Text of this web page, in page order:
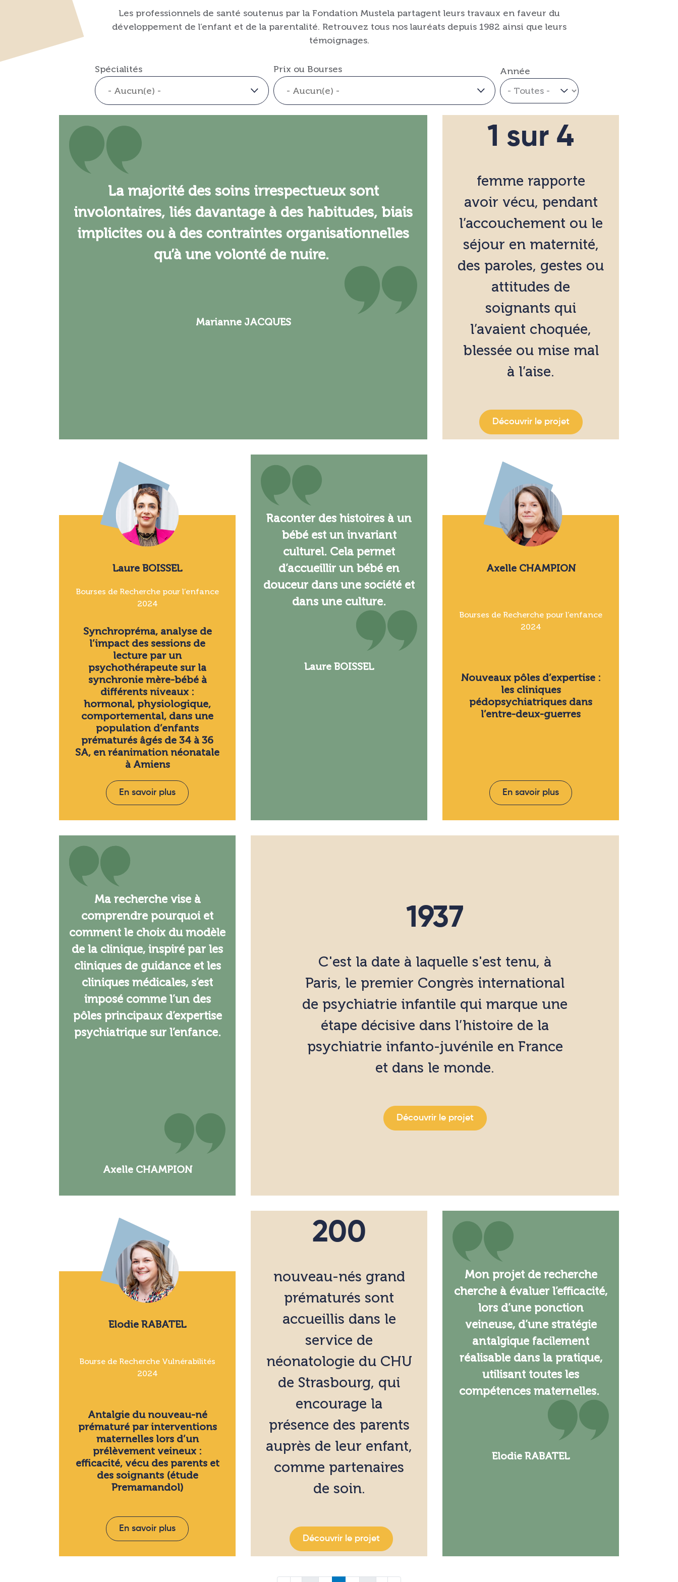
Les professionnels de santé soutenus par la Fondation Mustela partagent leurs travaux en faveur du
développement de l’enfant et de la parentalité. Retrouvez tous nos lauréats depuis 1982 ainsi que leurs
témoignages.
Spécialités Prix ou Bourses Année
La majorité des soins irrespectueux sont
involontaires, liés davantage à des habitudes, biais
implicites ou à des contraintes organisationnelles
qu’à une volonté de nuire.
Marianne JACQUES
1 sur 4
femme rapporte
avoir vécu, pendant
l’accouchement ou le
séjour en maternité,
des paroles, gestes ou
attitudes de
soignants qui
l’avaient choquée,
blessée ou mise mal
à l’aise.
Découvrir le projet
Laure BOISSEL
Bourses de Recherche pour l’enfance
2024
Synchropréma, analyse de
l’impact des sessions de
lecture par un
psychothérapeute sur la
synchronie mère-bébé à
différents niveaux :
hormonal, physiologique,
comportemental, dans une
population d’enfants
prématurés âgés de 34 à 36
SA, en réanimation néonatale
à Amiens
En savoir plus
Raconter des histoires à un
bébé est un invariant
culturel. Cela permet
d’accueillir un bébé en
douceur dans une société et
dans une culture.
Laure BOISSEL
Axelle CHAMPION
Bourses de Recherche pour l’enfance
2024
Nouveaux pôles d’expertise :
les cliniques
pédopsychiatriques dans
l’entre-deux-guerres
En savoir plus
Ma recherche vise à
comprendre pourquoi et
comment le choix du modèle
de la clinique, inspiré par les
cliniques de guidance et les
cliniques médicales, s’est
imposé comme l’un des
pôles principaux d’expertise
psychiatrique sur l’enfance.
Axelle CHAMPION
1937
C'est la date à laquelle s'est tenu, à
Paris, le premier Congrès international
de psychiatrie infantile qui marque une
étape décisive dans l’histoire de la
psychiatrie infanto-juvénile en France
et dans le monde.
Découvrir le projet
Elodie RABATEL
Bourse de Recherche Vulnérabilités
2024
Antalgie du nouveau-né
prématuré par interventions
maternelles lors d’un
prélèvement veineux :
efficacité, vécu des parents et
des soignants (étude
Premamandol)
En savoir plus
200
nouveau-nés grand
prématurés sont
accueillis dans le
service de
néonatologie du CHU
de Strasbourg, qui
encourage la
présence des parents
auprès de leur enfant,
comme partenaires
de soin.
Découvrir le projet
Mon projet de recherche
cherche à évaluer l’efficacité,
lors d’une ponction
veineuse, d’une stratégie
antalgique facilement
réalisable dans la pratique,
utilisant toutes les
compétences maternelles.
Elodie RABATEL